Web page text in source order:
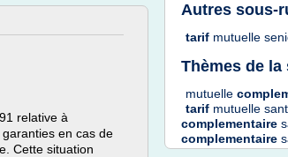
relative à
en cas de
Cette situation
Autres sous-
tarif mutuelle
Thèmes de
mutuelle
tarif mutuelle
complementaire
complementaire